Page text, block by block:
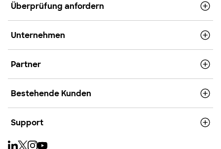
Überprüfung anfordern
Unternehmen
Partner
Bestehende Kunden
Support